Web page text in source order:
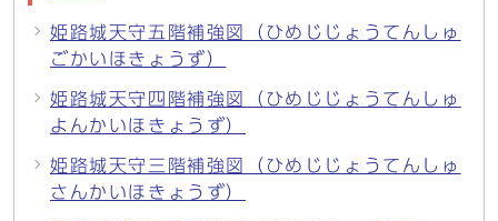
姫路城天守五階補強図（ひめじじょうてんしゅ
ごかいほきょうず）
姫路城天守四階補強図（ひめじじょうてんしゅ
よんかいほきょうず）
姫路城天守三階補強図（ひめじじょうてんしゅ
さんかいほきょうず）